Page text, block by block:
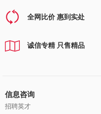
全网比价 惠到实处
诚信专精 只售精品
信息咨询
招聘英才